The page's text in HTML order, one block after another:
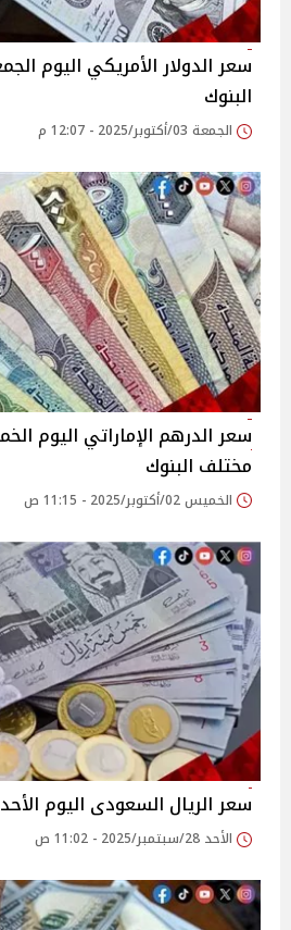
البنوك
الجمعة 03/أكتوبر/2025 - 12:07 م
مختلف البنوك
الخميس 02/أكتوبر/2025 - 11:15 ص
سعر الريال السعودى اليوم الأحد 28/9/2025
الأحد 28/سبتمبر/2025 - 11:02 ص